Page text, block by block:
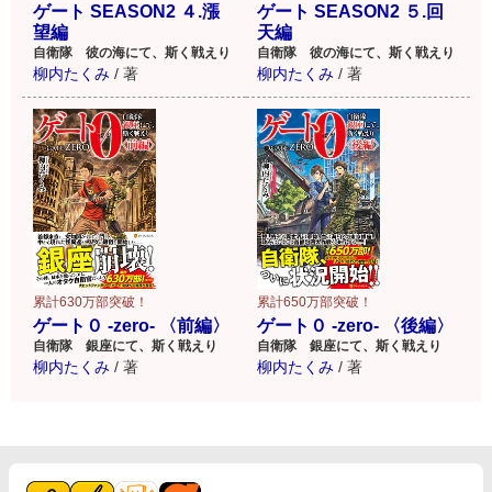
ゲート SEASON2 ４.漲
望編
自衛隊 彼の海にて、斯く戦えり
柳内たくみ / 著
ゲート SEASON2 ５.回
天編
自衛隊 彼の海にて、斯く戦えり
柳内たくみ / 著
累計630万部突破！
ゲート０ -zero- 〈前編〉
自衛隊 銀座にて、斯く戦えり
柳内たくみ / 著
累計650万部突破！
ゲート０ -zero- 〈後編〉
自衛隊 銀座にて、斯く戦えり
柳内たくみ / 著